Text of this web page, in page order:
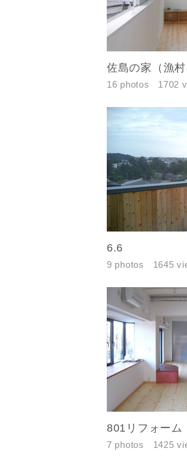
佐島の家（漁村
16 photos 1702
6.6
9 photos 1645
801リフォーム
7 photos 1425